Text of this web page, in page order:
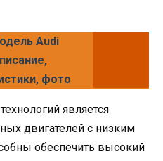
Audi
фото
является
двигателей с низким
обеспечить высокий